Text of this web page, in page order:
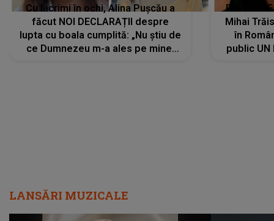
Andrei Ursu surprinde EMOȚIA